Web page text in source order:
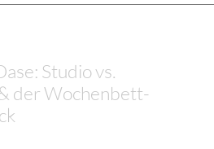
Studio vs.
der Wochenbett-